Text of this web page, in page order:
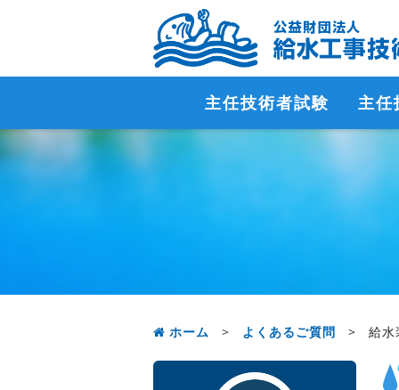
主任技術者試験 主任
ホーム > よくあるご質問 > 給水